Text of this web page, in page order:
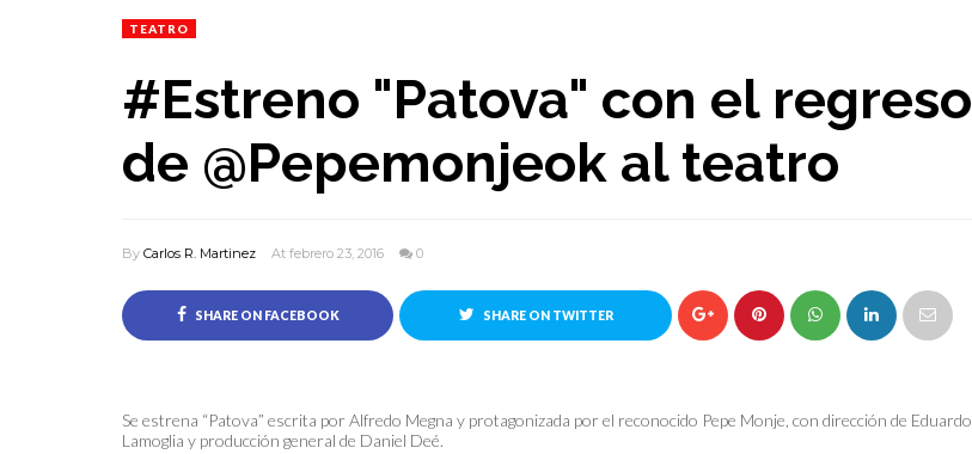
TEATRO
#Estreno "Patova" con el regreso
de @Pepemonjeok al teatro
By Carlos R. Martinez At febrero 23, 2016 0
SHARE ON FACEBOOK SHARE ON TWITTER
Se estrena “Patova” escrita por Alfredo Megna y protagonizada por el reconocido Pepe Monje, con dirección de Eduardo
Lamoglia y producción general de Daniel Deé.